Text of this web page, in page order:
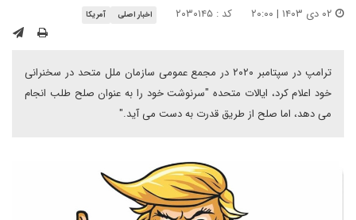
کد : ۲۰۳۰۱۴۵ اخبار اصلی آمریکا
ترامپ در سپتامبر ۲۰۲۰ در مجمع عمومی سازمان ملل متحد در سخنرانی
خود اعلام کرد، ایالات متحده "سرنوشت خود را به عنوان صلح طلب انجام
می دهد، اما صلح از طریق قدرت به دست می آید."